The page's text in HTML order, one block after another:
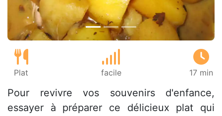
Plat facile 17 min
Pour revivre vos souvenirs d'enfance,
essayer à préparer ce délicieux plat qui